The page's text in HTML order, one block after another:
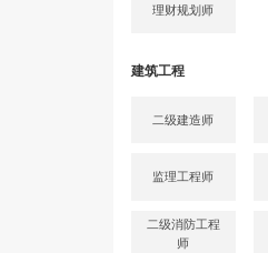
理财规划师
建筑工程
二级建造师
监理工程师
二级消防工程
师